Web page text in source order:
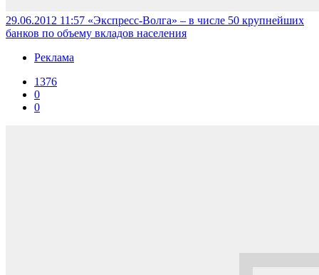
29.06.2012 11:57 «Экспресс-Волга» – в числе 50 крупнейших
банков по объему вкладов населения
Реклама
1376
0
0